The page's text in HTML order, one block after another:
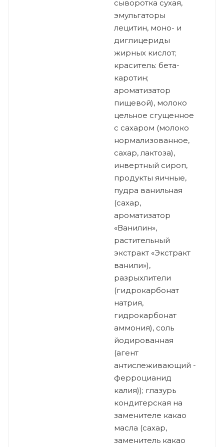
сыворотка сухая,
эмульгаторы
лецитин, моно- и
диглицериды
жирных кислот;
краситель: бета-
каротин;
ароматизатор
пищевой), молоко
цельное сгущенное
с сахаром (молоко
нормализованное,
сахар, лактоза),
инвертный сироп,
продукты яичные,
пудра ванильная
(сахар,
ароматизатор
«Ванилин»,
растительный
экстракт «Экстракт
ванили»),
разрыхлители
(гидрокарбонат
натрия,
гидрокарбонат
аммония), соль
йодированная
(агент
антислеживающий -
ферроцианид
калия)); глазурь
кондитерская на
заменителе какао
масла (сахар,
заменитель какао